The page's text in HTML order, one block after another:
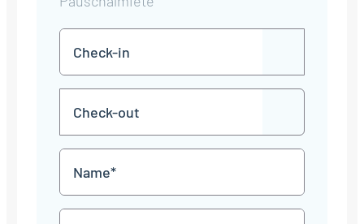
in
TT
Punkt
MM
JJJJ
TT
Punkt
MM
JJJJ